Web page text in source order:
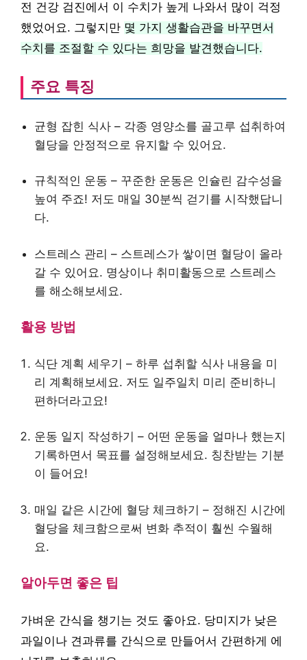
전 건강 검진에서 이 수치가 높게 나와서 많이 걱정
했었어요. 그렇지만 몇 가지 생활습관을 바꾸면서
수치를 조절할 수 있다는 희망을 발견했습니다.
주요 특징
균형 잡힌 식사 – 각종 영양소를 골고루 섭취하여
혈당을 안정적으로 유지할 수 있어요.
규칙적인 운동 – 꾸준한 운동은 인슐린 감수성을
높여 주죠! 저도 매일 30분씩 걷기를 시작했답니
다.
스트레스 관리 – 스트레스가 쌓이면 혈당이 올라
갈 수 있어요. 명상이나 취미활동으로 스트레스
를 해소해보세요.
활용 방법
식단 계획 세우기 – 하루 섭취할 식사 내용을 미
리 계획해보세요. 저도 일주일치 미리 준비하니
편하더라고요!
운동 일지 작성하기 – 어떤 운동을 얼마나 했는지
기록하면서 목표를 설정해보세요. 칭찬받는 기분
이 들어요!
매일 같은 시간에 혈당 체크하기 – 정해진 시간에
혈당을 체크함으로써 변화 추적이 훨씬 수월해
요.
알아두면 좋은 팁
가벼운 간식을 챙기는 것도 좋아요. 당미지가 낮은
과일이나 견과류를 간식으로 만들어서 간편하게 에